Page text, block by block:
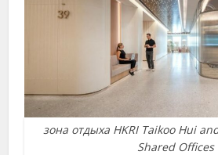
зона отдыха HKRI Taikoo Hui
Shared Offices